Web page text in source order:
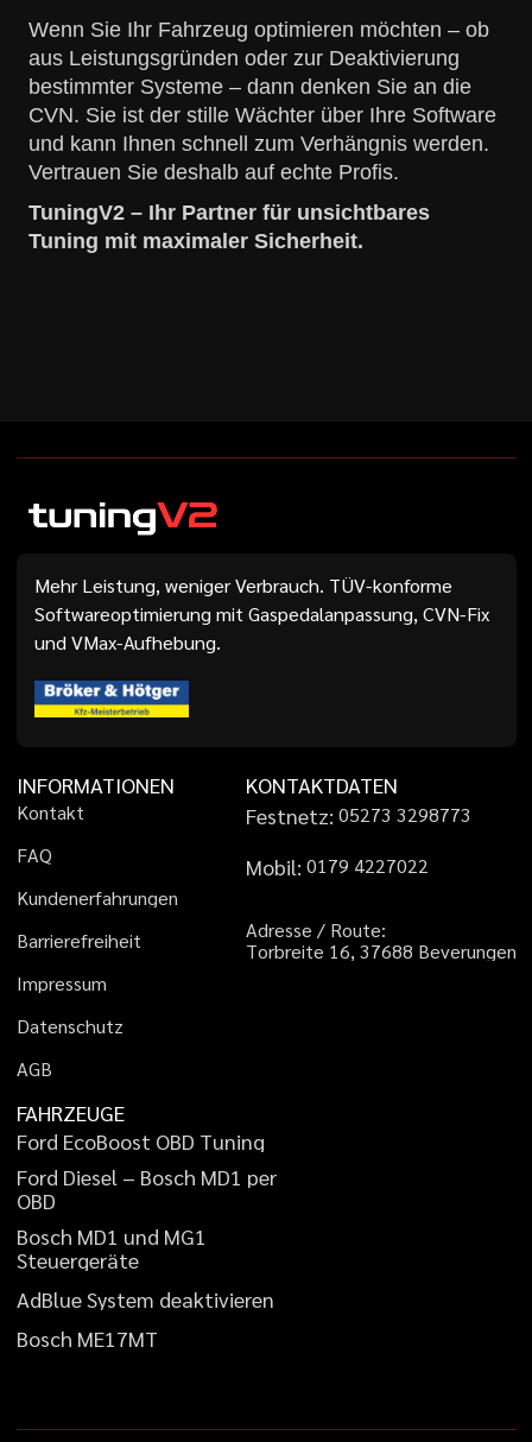
Wenn Sie Ihr Fahrzeug optimieren möchten – ob
aus Leistungsgründen oder zur Deaktivierung
bestimmter Systeme – dann denken Sie an die
CVN. Sie ist der stille Wächter über Ihre Software
und kann Ihnen schnell zum Verhängnis werden.
Vertrauen Sie deshalb auf echte Profis.
TuningV2 – Ihr Partner für unsichtbares
Tuning mit maximaler Sicherheit.
Mehr Leistung, weniger Verbrauch. TÜV-konforme
Softwareoptimierung mit Gaspedalanpassung, CVN-Fix
und VMax-Aufhebung.
INFORMATIONEN
Kontakt
FAQ
Kundenerfahrungen
Barrierefreiheit
Impressum
Datenschutz
AGB
KONTAKTDATEN
Festnetz: 05273 3298773
Mobil: 0179 4227022
Adresse / Route:
Torbreite 16, 37688 Beverungen
FAHRZEUGE
Ford EcoBoost OBD Tuning
Ford Diesel – Bosch MD1 per
OBD
Bosch MD1 und MG1
Steuergeräte
AdBlueSystem deaktivieren
Bosch ME17MT